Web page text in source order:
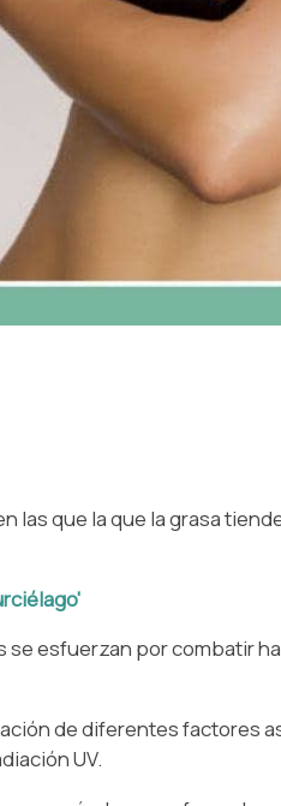
las que la que la grasa
se esfuerzan por combatir
de diferentes factores
UV.⁠